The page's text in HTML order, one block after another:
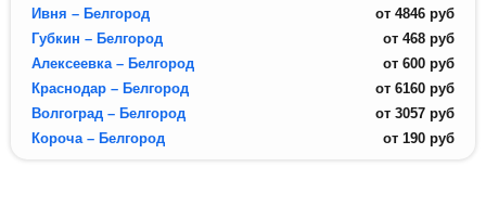
Ивня – Белгород
от 4846 руб
Губкин – Белгород
от 468 руб
Алексеевка – Белгород
от 600 руб
Краснодар – Белгород
от 6160 руб
Волгоград – Белгород
от 3057 руб
Короча – Белгород
от 190 руб